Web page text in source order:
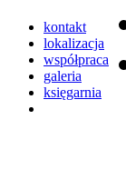
kontakt
lokalizacja
współpraca
galeria
księgarnia